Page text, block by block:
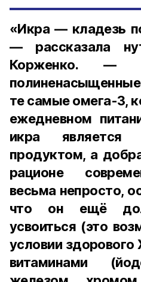
«Икра — кладезь
— рассказала
Корженко. —
те самые омега-3,
ежедневном
икра является
продуктом, а
рационе
весьма непросто,
что он ещё
усвоиться (это
условии
витаминами